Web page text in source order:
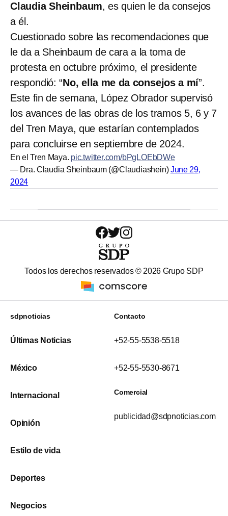
Claudia Sheinbaum, es quien le da consejos
a él.
Cuestionado sobre las recomendaciones que
le da a Sheinbaum de cara a la toma de
protesta en octubre próximo, el presidente
respondió: “No, ella me da consejos a mí”.
Este fin de semana, López Obrador supervisó
los avances de las obras de los tramos 5, 6 y 7
del Tren Maya, que estarían contemplados
para concluirse en septiembre de 2024.
En el Tren Maya. pic.twitter.com/bPgLOEbDWe
— Dra. Claudia Sheinbaum (@Claudiashein)June 29,
2024
Todos los derechos reservados © 2026 Grupo SDP
sdpnoticias
Últimas Noticias
México
Internacional
Opinión
Estilo de vida
Deportes
Negocios
Contacto
+52-55-5538-5518
+52-55-5530-8671
Comercial
publicidad@sdpnoticias.com